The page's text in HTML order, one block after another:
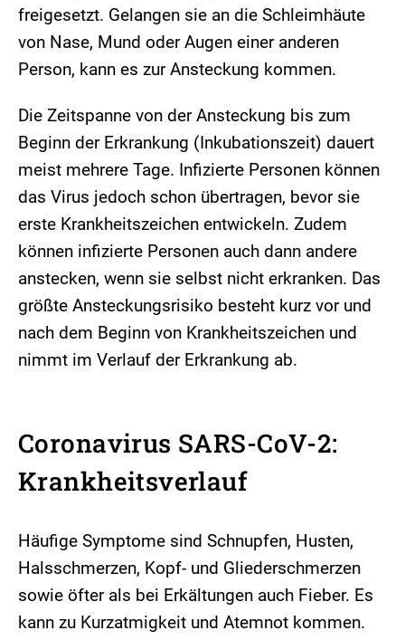
freigesetzt. Gelangen sie an die Schleimhäute
von Nase, Mund oder Augen einer anderen
Person, kann es zur Ansteckung kommen.
Die Zeitspanne von der Ansteckung bis zum
Beginn der Erkrankung (Inkubationszeit) dauert
meist mehrere Tage. Infizierte Personen können
das Virus jedoch schon übertragen, bevor sie
erste Krankheitszeichen entwickeln. Zudem
können infizierte Personen auch dann andere
anstecken, wenn sie selbst nicht erkranken. Das
größte Ansteckungsrisiko besteht kurz vor und
nach dem Beginn von Krankheitszeichen und
nimmt im Verlauf der Erkrankung ab.
Coronavirus SARS-CoV-2:
Krankheitsverlauf
Häufige Symptome sind Schnupfen, Husten,
Halsschmerzen, Kopf- und Gliederschmerzen
sowie öfter als bei Erkältungen auch Fieber. Es
kann zu Kurzatmigkeit und Atemnot kommen.